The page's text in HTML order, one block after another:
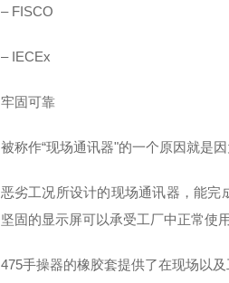
– FISCO
– IECEx
牢固可靠
被称作“现场通讯器"的一个原因就是
恶劣工况所设计的现场通讯器，能完
坚固的显示屏可以承受工厂中正常使
475手操器的橡胶套提供了在现场以